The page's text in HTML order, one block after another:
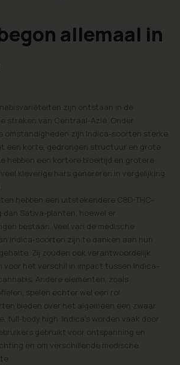
allemaal in
zijn ontstaan in de
streken van Centraal-Azië. Onder
omstandigheden zijn Indica-soorten sterke
een korte, gedrongen structuur en grote
hebben een kortere bloeitijd en grotere
kleverige hars genereren in vergelijking
hebben een uitstekendere CBD-THC-
dan Sativa-planten, hoewel er
bestaan. Veel van de medische
Indica-soorten zijn te danken aan hun
Zij zouden ook verantwoordelijk
voor het verschil in impact tussen Indica-
Andere elementen, zoals
spelen echter wel een rol.
bieden over het algemeen een zwaar
full-body high. Indica's worden vaak door
gebruikt voor ontspanning en
en om verschillende medische